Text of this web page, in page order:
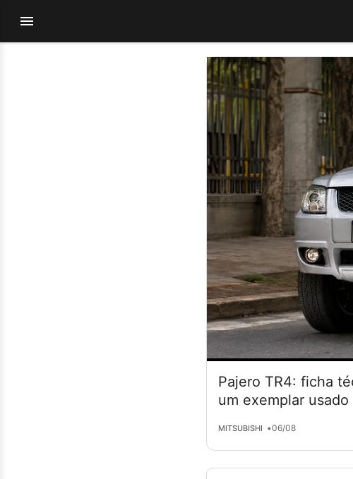
Pajero TR4: ficha
um exemplar usado
MITSUBISHI •06/08